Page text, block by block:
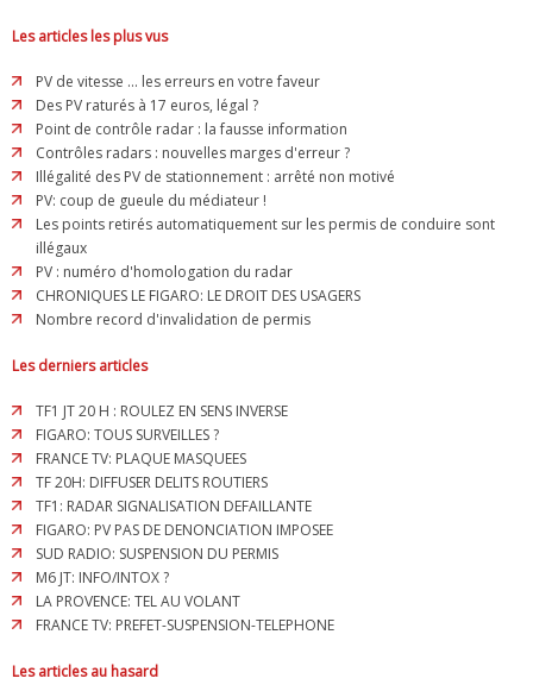
Les articles les plus vus
PV de vitesse ... les erreurs en votre faveur
Des PV raturés à 17 euros, légal ?
Point de contrôle radar : la fausse information
Contrôles radars : nouvelles marges d'erreur ?
Illégalité des PV de stationnement : arrêté non motivé
PV: coup de gueule du médiateur !
Les points retirés automatiquement sur les permis de conduire sont
illégaux
PV : numéro d'homologation du radar
CHRONIQUES LE FIGARO: LE DROIT DES USAGERS
Nombre record d'invalidation de permis
Les derniers articles
TF1 JT 20 H : ROULEZ EN SENS INVERSE
FIGARO: TOUS SURVEILLES ?
FRANCE TV: PLAQUE MASQUEES
TF 20H: DIFFUSER DELITS ROUTIERS
TF1: RADAR SIGNALISATION DEFAILLANTE
FIGARO: PV PAS DE DENONCIATION IMPOSEE
SUD RADIO: SUSPENSION DU PERMIS
M6 JT: INFO/INTOX ?
LA PROVENCE: TEL AU VOLANT
FRANCE TV: PREFET-SUSPENSION-TELEPHONE
Les articles au hasard